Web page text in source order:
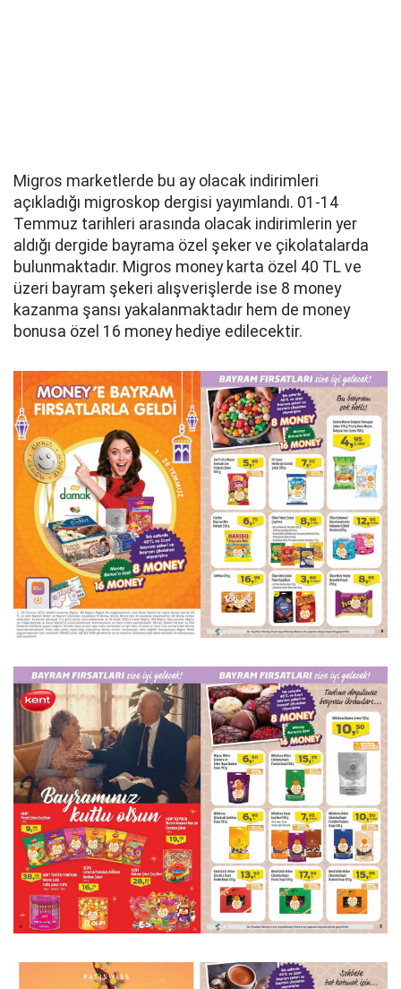
Migros marketlerde bu ay olacak indirimleri
açıkladığı migroskop dergisi yayımlandı. 01-14
Temmuz tarihleri arasında olacak indirimlerin yer
aldığı dergide bayrama özel şeker ve çikolatalarda
bulunmaktadır. Migros money karta özel 40 TL ve
üzeri bayram şekeri alışverişlerde ise 8 money
kazanma şansı yakalanmaktadır hem de money
bonusa özel 16 money hediye edilecektir.